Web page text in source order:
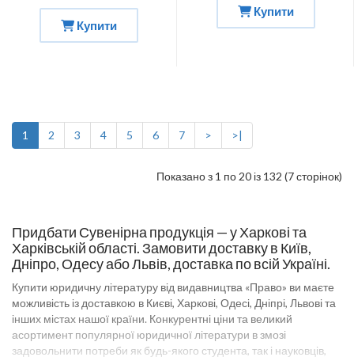
Купити
Купити
1 2 3 4 5 6 7 > >|
Показано з 1 по 20 із 132 (7 сторінок)
Придбати Сувенірна продукція — у Харкові та
Харківській області. Замовити доставку в Київ,
Дніпро, Одесу або Львів, доставка по всій Україні.
Купити юридичну літературу від видавництва «Право» ви маєте
можливість із доставкою в Києві, Харкові, Одесі, Дніпрі, Львові та
інших містах нашої країни. Конкурентні ціни та великий
асортимент популярної юридичної літератури в змозі
задовольнити потреби як будь-якого студента, так і науковців,